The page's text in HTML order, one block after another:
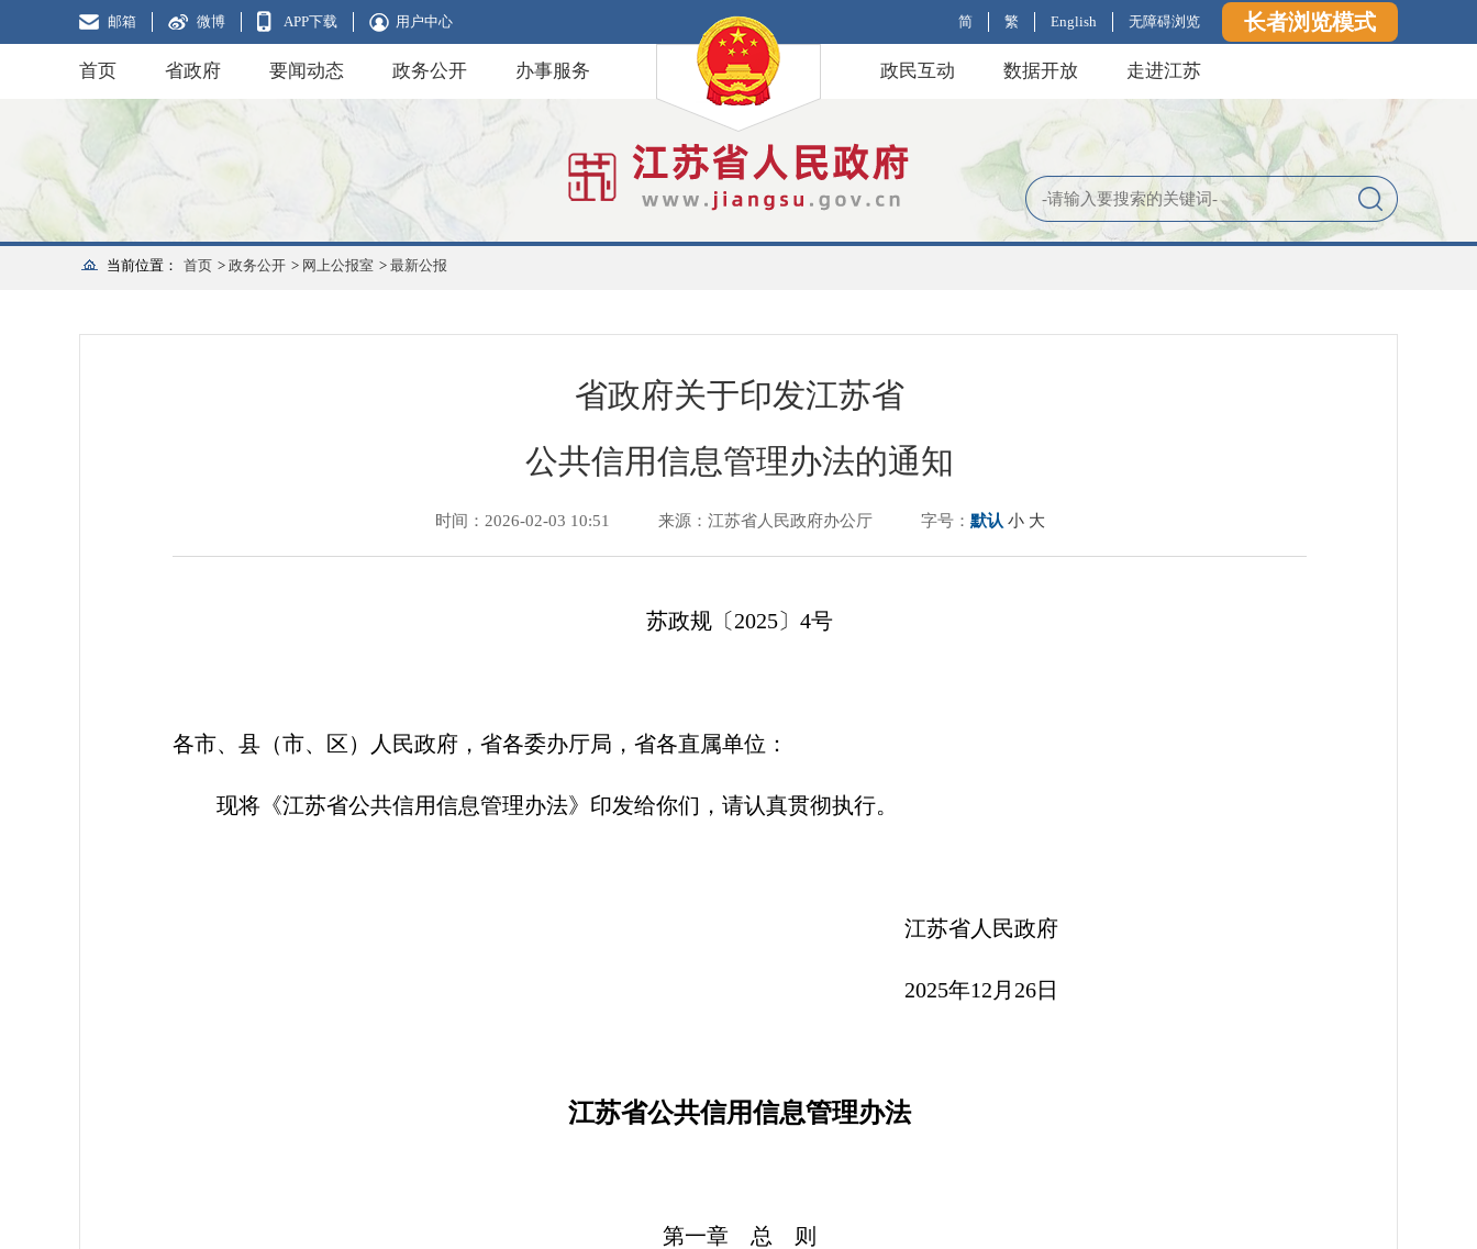
邮箱 微博 APP下载 用户中心 简 繁 English 无障碍浏览 长者浏览模式
首页 省政府 要闻动态 政务公开 办事服务 政民互动 数据开放 走进江苏
当前位置： 首页 > 政务公开 > 网上公报室 > 最新公报
省政府关于印发江苏省
公共信用信息管理办法的通知
时间：2026-02-03 10:51 来源：江苏省人民政府办公厅 字号： 默认 小 大
苏政规〔2025〕4号
各市、县（市、区）人民政府，省各委办厅局，省各直属单位：
现将《江苏省公共信用信息管理办法》印发给你们，请认真贯彻执行。
江苏省人民政府
2025年12月26日
江苏省公共信用信息管理办法
第一章 总 则